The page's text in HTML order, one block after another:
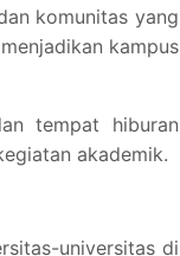
komunitas yang
kampus
tempat hiburan
akademik.
universitas di